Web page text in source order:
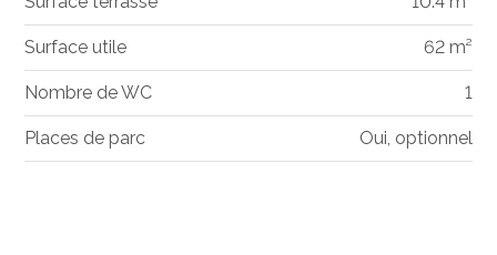
Surface utile 62 m²
Nombre de WC 1
Places de parc Oui, optionnel